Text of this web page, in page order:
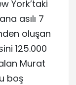
York’taki
asılı 7
oluşan
125.000
Murat
boş